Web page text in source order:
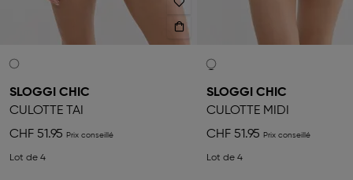
SLOGGI CHIC
CULOTTE TAI
CHF 51.95
Lot de 4
SLOGGI CHIC
CULOTTE MIDI
CHF 51.95
Lot de 4